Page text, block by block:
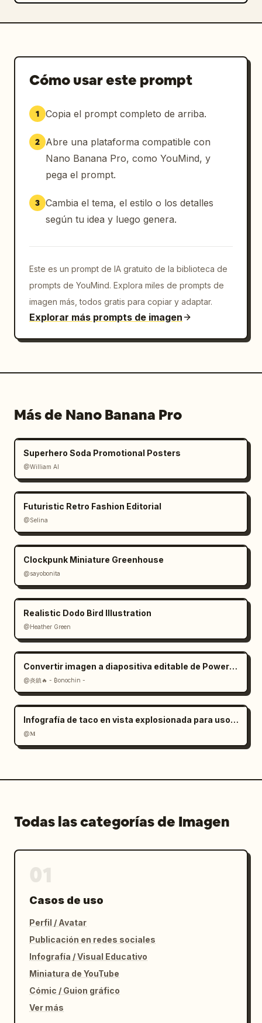
Cómo usar este prompt
1 Copia el prompt completo de arriba.
2
Abre una plataforma compatible con
Nano Banana Pro, como YouMind, y
pega el prompt.
3 Cambia el tema, el estilo o los detalles
según tu idea y luego genera.
Este es un prompt de IA gratuito de la biblioteca de
prompts de YouMind. Explora miles de prompts de
imagen más, todos gratis para copiar y adaptar.
Explorar más prompts de imagen
Más de Nano Banana Pro
Superhero Soda Promotional Posters
@William AI
Futuristic Retro Fashion Editorial
@Selina
Clockpunk Miniature Greenhouse
@sayobonita
Realistic Dodo Bird Illustration
@Heather Green
Convertir imagen a diapositiva editable de PowerPoint: Prompt
@炎鎮🔥 - ₿onochin -
Infografía de taco en vista explosionada para uso comercial
@𝐌
Todas las categorías de Imagen
Casos de uso
Perfil / Avatar
Publicación en redes sociales
Infografía / Visual Educativo
Miniatura de YouTube
Cómic / Guion gráfico
Ver más